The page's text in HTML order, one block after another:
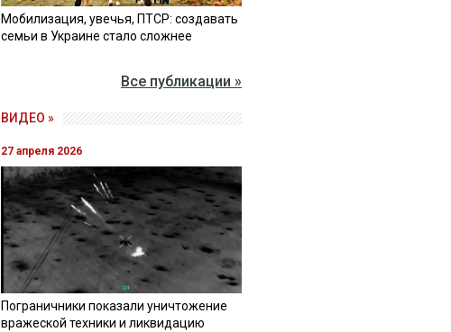
Мобилизация, увечья, ПТСР: создавать
семьи в Украине стало сложнее
Все публикации »
ВИДЕО »
27 апреля 2026
Пограничники показали уничтожение
вражеской техники и ликвидацию